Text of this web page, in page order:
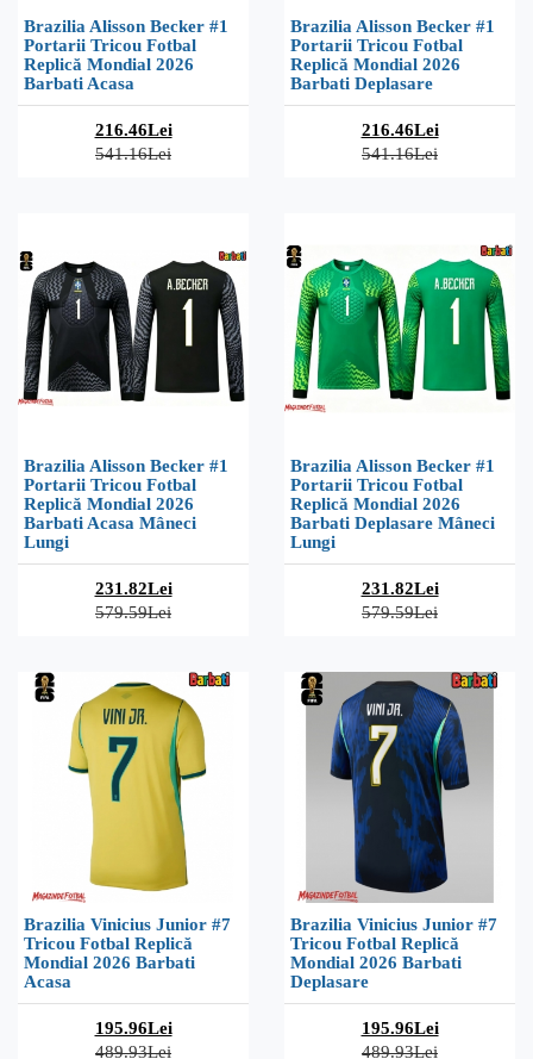
Brazilia Alisson Becker #1
Portarii Tricou Fotbal
Replică Mondial 2026
Barbati Acasa
216.46Lei
541.16Lei
Brazilia Alisson Becker #1
Portarii Tricou Fotbal
Replică Mondial 2026
Barbati Deplasare
216.46Lei
541.16Lei
Brazilia Alisson Becker #1
Portarii Tricou Fotbal
Replică Mondial 2026
Barbati Acasa Mâneci
Lungi
231.82Lei
579.59Lei
Brazilia Alisson Becker #1
Portarii Tricou Fotbal
Replică Mondial 2026
Barbati Deplasare Mâneci
Lungi
231.82Lei
579.59Lei
Brazilia Vinicius Junior #7
Tricou Fotbal Replică
Mondial 2026 Barbati
Acasa
195.96Lei
489.93Lei
Brazilia Vinicius Junior #7
Tricou Fotbal Replică
Mondial 2026 Barbati
Deplasare
195.96Lei
489.93Lei